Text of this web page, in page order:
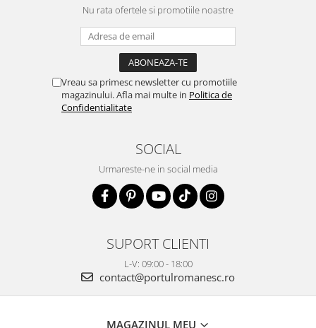
Nu rata ofertele si promotiile noastre
Vreau sa primesc newsletter cu promotiile
magazinului. Afla mai multe in Politica de
Confidentialitate
SOCIAL
Urmareste-ne in social media
SUPORT CLIENTI
L-V: 09:00 - 18:00
contact@portulromanesc.ro
MAGAZINUL MEU